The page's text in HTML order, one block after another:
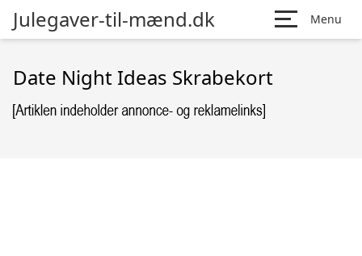
Julegaver-til-mænd.dk Menu
Date Night Ideas Skrabekort